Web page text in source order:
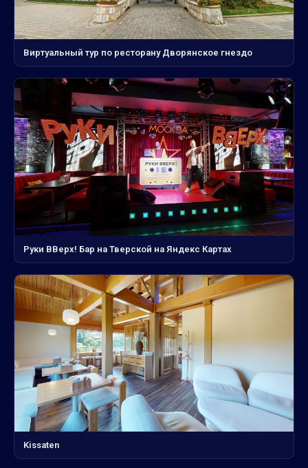
Виртуальный тур по ресторану Дворянское гнездо
Руки ВВерх! Бар на Тверской на Яндекс Картах
Kissaten